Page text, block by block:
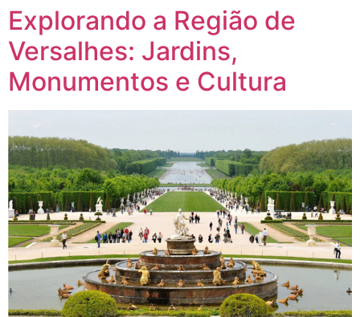
Explorando a Região de
Versalhes: Jardins,
Monumentos e Cultura